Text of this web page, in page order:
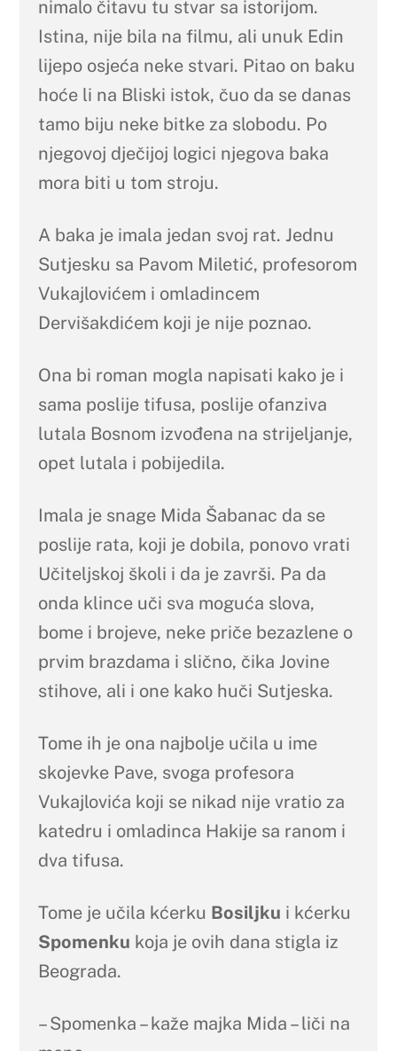
nimalo čitavu tu stvar sa istorijom.
Istina, nije bila na filmu, ali unuk Edin
lijepo osjeća neke stvari. Pitao on baku
hoće li na Bliski istok, čuo da se danas
tamo biju neke bitke za slobodu. Po
njegovoj dječijoj logici njegova baka
mora biti u tom stroju.
A baka je imala jedan svoj rat. Jednu
Sutjesku sa Pavom Miletić, profesorom
Vukajlovićem i omladincem
Dervišakdićem koji je nije poznao.
Ona bi roman mogla napisati kako je i
sama poslije tifusa, poslije ofanziva
lutala Bosnom izvođena na strijeljanje,
opet lutala i pobijedila.
Imala je snage Mida Šabanac da se
poslije rata, koji je dobila, ponovo vrati
Učiteljskoj školi i da je završi. Pa da
onda klince uči sva moguća slova,
bome i brojeve, neke priče bezazlene o
prvim brazdama i slično, čika Jovine
stihove, ali i one kako huči Sutjeska.
Tome ih je ona najbolje učila u ime
skojevke Pave, svoga profesora
Vukajlovića koji se nikad nije vratio za
katedru i omladinca Hakije sa ranom i
dva tifusa.
Tome je učila kćerku Bosiljku i kćerku
Spomenku koja je ovih dana stigla iz
Beograda.
– Spomenka – kaže majka Mida – liči na